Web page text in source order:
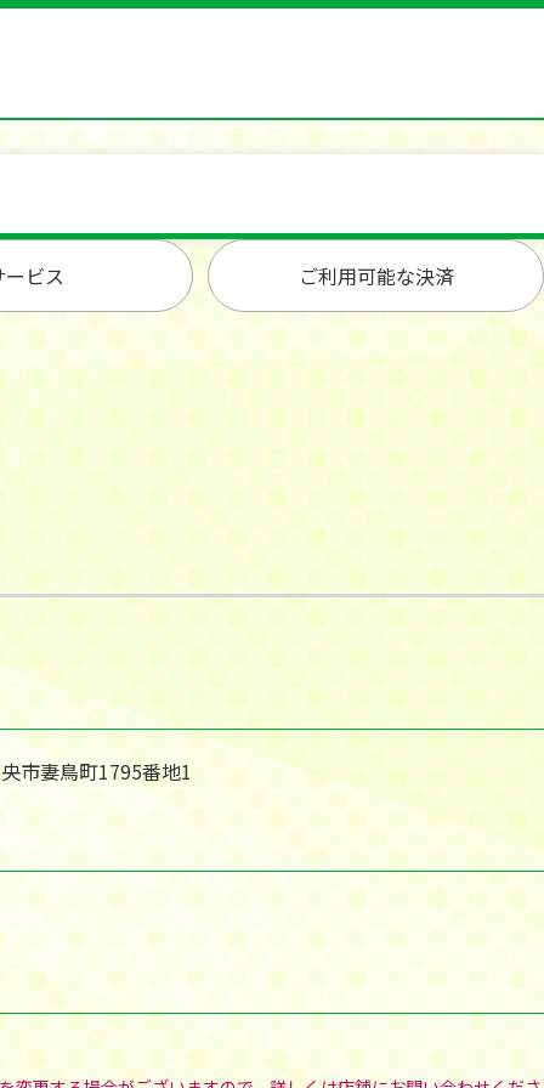
ビス ご利用可能な決済
市妻鳥町1795番地1